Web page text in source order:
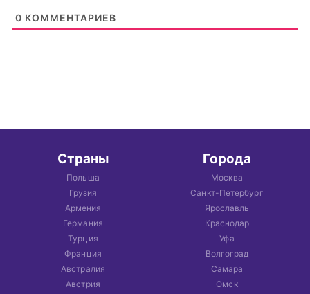
0 КОММЕНТАРИЕВ
Страны
Польша
Грузия
Армения
Германия
Турция
Франция
Австралия
Австрия
Города
Москва
Санкт-Петербург
Ярославль
Краснодар
Уфа
Волгоград
Самара
Омск